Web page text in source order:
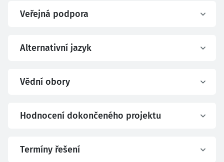
Veřejná podpora
Alternativní jazyk
Vědní obory
Hodnocení dokončeného projektu
Termíny řešení